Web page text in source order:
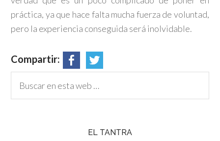
práctica, ya que hace falta mucha fuerza de voluntad,
pero la experiencia conseguida será inolvidable.
Compartir:
EL TANTRA